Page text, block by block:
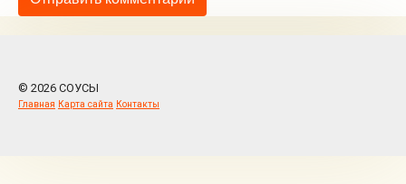
© 2026 СОУСЫ
Главная Карта сайта Контакты